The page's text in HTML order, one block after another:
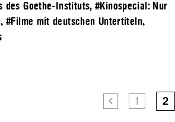
des Goethe-Instituts, #Kinospecial: Nur
, #Filme mit deutschen Untertiteln,
1 2